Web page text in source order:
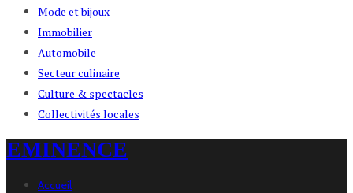
Mode et bijoux
Immobilier
Automobile
Secteur culinaire
Culture & spectacles
Collectivités locales
EMINENCE
Accueil